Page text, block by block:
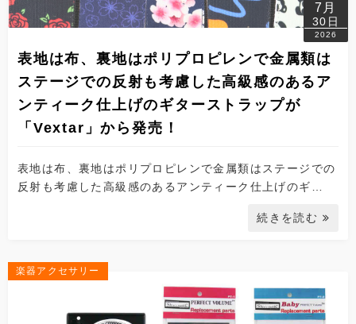
7月
30日
2026
表地は布、裏地はポリプロピレンで金属類は
ステージでの反射も考慮した高級感のあるア
ンティーク仕上げのギターストラップが
「Vextar」から発売！
表地は布、裏地はポリプロピレンで金属類はステージでの
反射も考慮した高級感のあるアンティーク仕上げのギ…
続きを読む
楽器アクセサリー